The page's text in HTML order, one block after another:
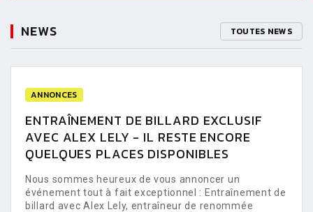
NEWS TOUTES NEWS
ANNONCES
ENTRAÎNEMENT DE BILLARD EXCLUSIF
AVEC ALEX LELY - IL RESTE ENCORE
QUELQUES PLACES DISPONIBLES
Nous sommes heureux de vous annoncer un
événement tout à fait exceptionnel : Entraînement de
billard avec Alex Lely, entraîneur de renommée